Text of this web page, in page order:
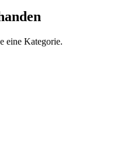
eine Kategorie.